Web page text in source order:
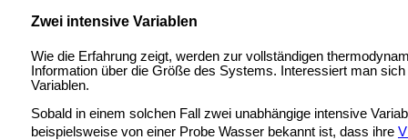
Zwei intensive Variablen
Wie die Erfahrung zeigt, werden zur vollständigen
Information über die Größe des Systems. Interessiert man
Variablen.
Sobald in einem solchen Fall zwei unabhängige intensive
beispielsweise von einer Probe Wasser bekannt ist, dass ihre